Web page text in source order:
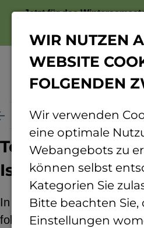
Jetzt für das
Teilentladungen in
Teilentladungen
In Kooperation mit
folgenden Bereichen
WIR NUTZEN
WEBSITE
FOLGENDEN
Wir verwenden
eine optimale
Webangebots zu
können selbst
Kategorien Sie
Bitte beachten Sie,
Einstellungen